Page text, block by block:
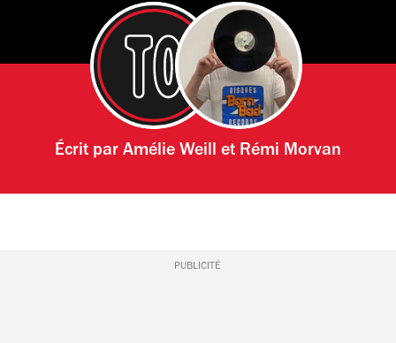
Écrit par Amélie Weill et Rémi Morvan
PUBLICITÉ